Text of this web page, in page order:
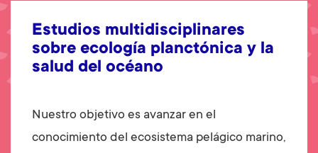
t
t
Estudios multidisciplinares
sobre ecología planctónica y la
salud del océano
Nuestro objetivo es avanzar en el
conocimiento del ecosistema pelágico marino,